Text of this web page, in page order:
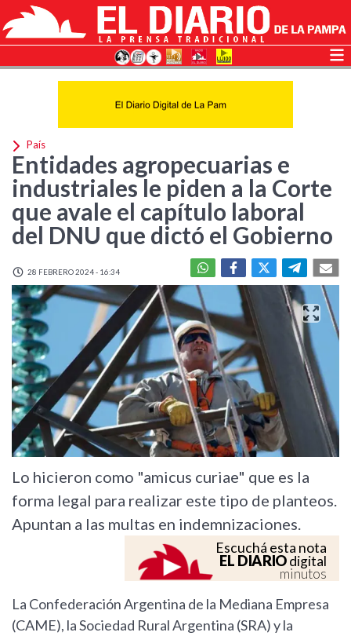
País
Entidades agropecuarias e
industriales le piden a la Corte
que avale el capítulo laboral
del DNU que dictó el Gobierno
28 FEBRERO 2024 - 16:34
Lo hicieron como "amicus curiae" que es la
forma legal para realizar este tipo de planteos.
Apuntan a las multas en indemnizaciones.
Escuchá esta nota
EL DIARIOdigital
minutos
La Confederación Argentina de la Mediana Empresa
(CAME), la Sociedad Rural Argentina (SRA) y la